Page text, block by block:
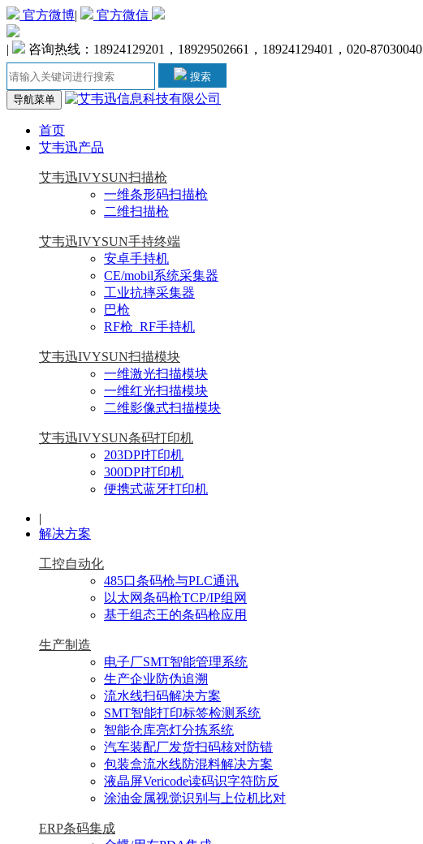
官方微博| 官方微信
| 咨询热线：18924129201，18929502661，18924129401，020-87030040
搜索
导航菜单
首页
艾韦迅产品
艾韦迅IVYSUN扫描枪
一维条形码扫描枪
二维扫描枪
艾韦迅IVYSUN手持终端
安卓手持机
CE/mobil系统采集器
工业抗摔采集器
巴枪
RF枪_RF手持机
艾韦迅IVYSUN扫描模块
一维激光扫描模块
一维红光扫描模块
二维影像式扫描模块
艾韦迅IVYSUN条码打印机
203DPI打印机
300DPI打印机
便携式蓝牙打印机
|
解决方案
工控自动化
485口条码枪与PLC通讯
以太网条码枪TCP/IP组网
基于组态王的条码枪应用
生产制造
电子厂SMT智能管理系统
生产企业防伪追溯
流水线扫码解决方案
SMT智能打印标签检测系统
智能仓库亮灯分拣系统
汽车装配厂发货扫码核对防错
包装盒流水线防混料解决方案
液晶屏Vericode读码识字符防反
涂油金属视觉识别与上位机比对
ERP条码集成